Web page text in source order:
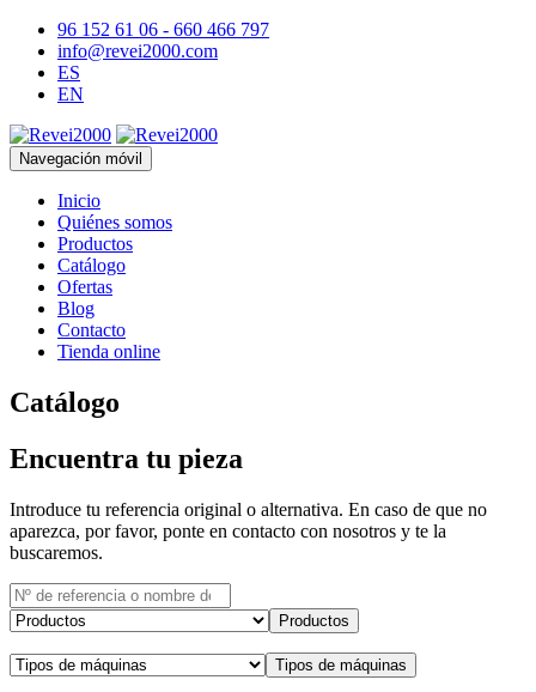
96 152 61 06 - 660 466 797
info@revei2000.com
ES
EN
Navegación móvil
Inicio
Quiénes somos
Productos
Catálogo
Ofertas
Blog
Contacto
Tienda online
Catálogo
Encuentra tu pieza
Introduce tu referencia original o alternativa. En caso de que no
aparezca, por favor, ponte en contacto con nosotros y te la
buscaremos.
Productos
Tipos de máquinas